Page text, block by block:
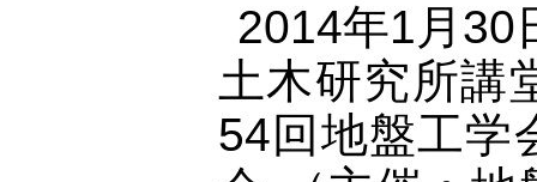
2014年1月30
土木研究所講
54回地盤工学